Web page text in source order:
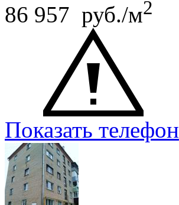
86 957 руб./м2
Показать телефон